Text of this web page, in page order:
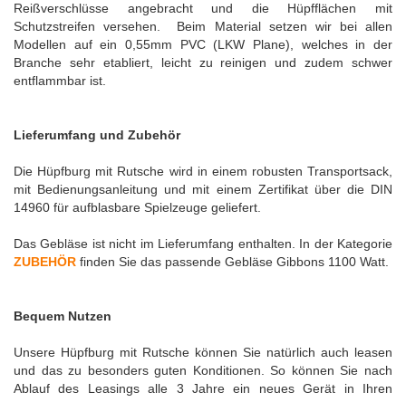
Reißverschlüsse angebracht und die Hüpfflächen mit
Schutzstreifen versehen. Beim Material setzen wir bei allen
Modellen auf ein 0,55mm PVC (LKW Plane), welches in der
Branche sehr etabliert, leicht zu reinigen und zudem schwer
entflammbar ist.
Lieferumfang und Zubehör
Die Hüpfburg mit Rutsche wird in einem robusten Transportsack,
mit Bedienungsanleitung und mit einem Zertifikat über die DIN
14960 für aufblasbare Spielzeuge geliefert.
Das Gebläse ist nicht im Lieferumfang enthalten. In der Kategorie
ZUBEHÖR finden Sie das passende Gebläse Gibbons 1100 Watt.
Bequem Nutzen
Unsere Hüpfburg mit Rutsche können Sie natürlich auch leasen
und das zu besonders guten Konditionen. So können Sie nach
Ablauf des Leasings alle 3 Jahre ein neues Gerät in Ihren